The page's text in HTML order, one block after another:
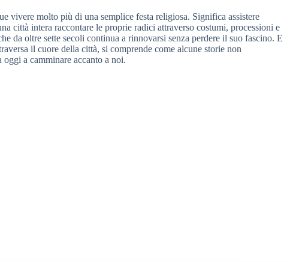
vivere molto più di una semplice festa religiosa. Significa assistere
città intera raccontare le proprie radici attraverso costumi, processioni e
da oltre sette secoli continua a rinnovarsi senza perdere il suo fascino. E
il cuore della città, si comprende come alcune storie non
a camminare accanto a noi.